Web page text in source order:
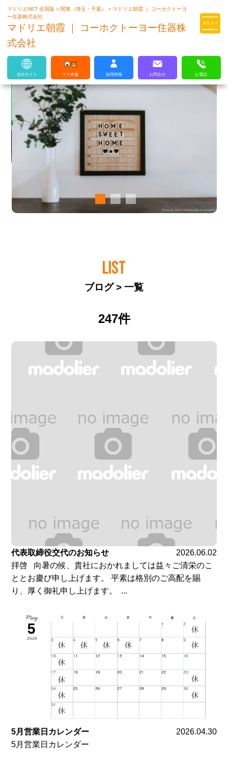
マドリエはLIXILの厳しい基準を
マドリエNET 全国版> 関東（埼玉・千葉）>マドリエ朝霞 ｜ コーホクトーヨ
ー住器株式会社
マドリエ朝霞 ｜ コーホクトーヨー住器株
式会社
自社サイト マド本舗 採用情報 お問合せ お電話
LIST
ブログ > 一覧
247件
代表取締役交代のお知らせ
2026.06.02
拝啓 向暑の候、貴社におかれましては益々ご清栄のこ
ととお慶び申し上げます。 平素は格別のご高配を賜
り、厚く御礼申し上げます。 ...
5月営業日カレンダー
2026.04.30
5月営業日カレンダー